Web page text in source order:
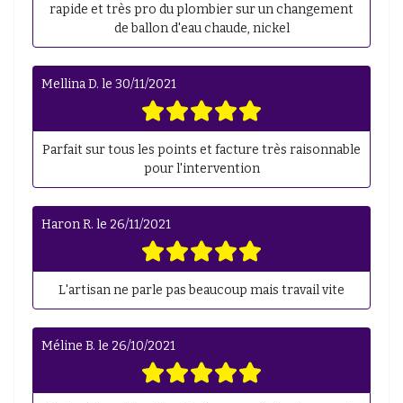
rapide et très pro du plombier sur un changement
de ballon d'eau chaude, nickel
Mellina D. le 30/11/2021
Parfait sur tous les points et facture très raisonnable
pour l'intervention
Haron R. le 26/11/2021
L'artisan ne parle pas beaucoup mais travail vite
Méline B. le 26/10/2021